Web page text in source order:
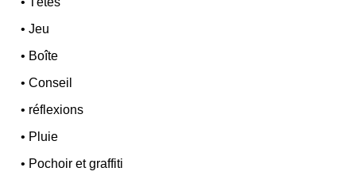
•Jeu
• Boîte
•Conseil
• réflexions
• Pluie
• Pochoir et graffiti